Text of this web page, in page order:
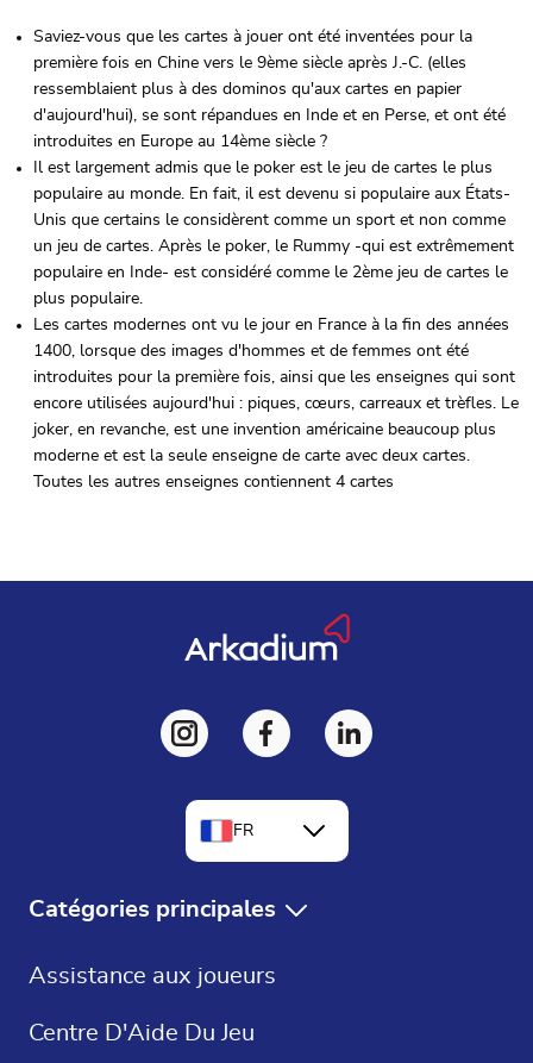
Saviez-vous que les cartes à jouer ont été inventées pour la
première fois en Chine vers le 9ème siècle après J.-C. (elles
ressemblaient plus à des dominos qu'aux cartes en papier
d'aujourd'hui), se sont répandues en Inde et en Perse, et ont été
introduites en Europe au 14ème siècle ?
Il est largement admis que le poker est le jeu de cartes le plus
populaire au monde. En fait, il est devenu si populaire aux États-
Unis que certains le considèrent comme un sport et non comme
un jeu de cartes. Après le poker, le Rummy -qui est extrêmement
populaire en Inde- est considéré comme le 2ème jeu de cartes le
plus populaire.
Les cartes modernes ont vu le jour en France à la fin des années
1400, lorsque des images d'hommes et de femmes ont été
introduites pour la première fois, ainsi que les enseignes qui sont
encore utilisées aujourd'hui : piques, cœurs, carreaux et trèfles. Le
joker, en revanche, est une invention américaine beaucoup plus
moderne et est la seule enseigne de carte avec deux cartes.
Toutes les autres enseignes contiennent 4 cartes
Catégories principales
Assistance aux joueurs
Centre D'Aide Du Jeu
FR
ES